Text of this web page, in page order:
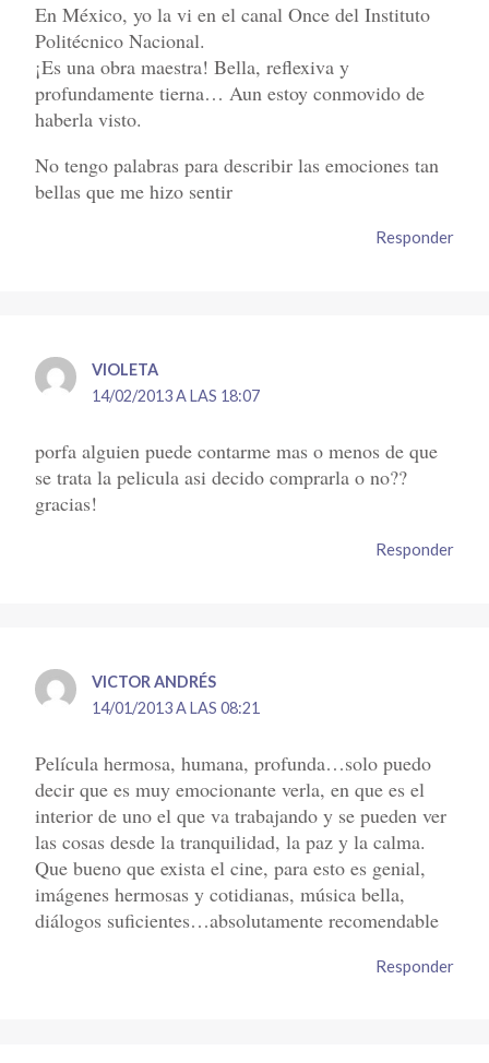
En México, yo la vi en el canal Once del Instituto
Politécnico Nacional.
¡Es una obra maestra! Bella, reflexiva y
profundamente tierna… Aun estoy conmovido de
haberla visto.
No tengo palabras para describir las emociones tan
bellas que me hizo sentir
Responder
VIOLETA
14/02/2013 A LAS 18:07
porfa alguien puede contarme mas o menos de que
se trata la pelicula asi decido comprarla o no??
gracias!
Responder
VICTOR ANDRÉS
14/01/2013 A LAS 08:21
Película hermosa, humana, profunda…solo puedo
decir que es muy emocionante verla, en que es el
interior de uno el que va trabajando y se pueden ver
las cosas desde la tranquilidad, la paz y la calma.
Que bueno que exista el cine, para esto es genial,
imágenes hermosas y cotidianas, música bella,
diálogos suficientes…absolutamente recomendable
Responder